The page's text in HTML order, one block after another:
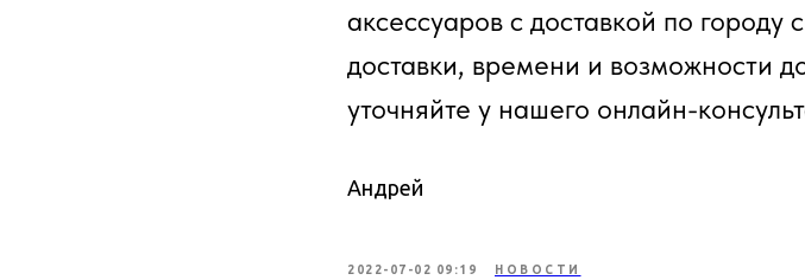
аксессуаров с доставкой по
доставки, времени и возможности
уточняйте у нашего онлайн-
Андрей
2022-07-02 09:19 НОВОСТИ